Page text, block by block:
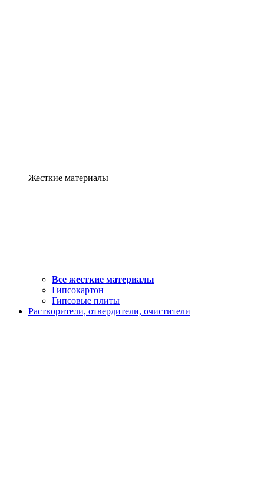
Жесткие материалы
Все жесткие материалы
Гипсокартон
Гипсовые плиты
Растворители, отвердители, очистители